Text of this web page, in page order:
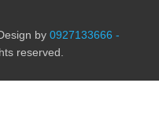
by 0927133666 -
reserved.